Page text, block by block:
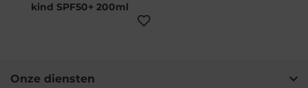
kind SPF50+ 200ml
Onze diensten